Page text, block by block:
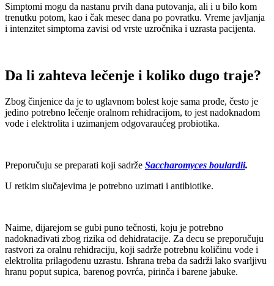
Simptomi mogu da nastanu prvih dana putovanja, ali i u bilo kom
trenutku potom, kao i čak mesec dana po povratku. Vreme javljanja
i intenzitet simptoma zavisi od vrste uzročnika i uzrasta pacijenta.
Da li zahteva lečenje i koliko dugo traje?
Zbog činjenice da je to uglavnom bolest koje sama prođe, često je
jedino potrebno lečenje oralnom rehidracijom, to jest nadoknadom
vode i elektrolita i uzimanjem odgovaraućeg probiotika.
Preporučuju se preparati koji sadrže Saccharomyces boulardii.
U retkim slučajevima je potrebno uzimati i antibiotike.
Naime, dijarejom se gubi puno tečnosti, koju je potrebno
nadoknađivati zbog rizika od dehidratacije. Za decu se preporučuju
rastvori za oralnu rehidraciju, koji sadrže potrebnu količinu vode i
elektrolita prilagođenu uzrastu. Ishrana treba da sadrži lako svarljivu
hranu poput supica, barenog povrća, pirinča i barene jabuke.